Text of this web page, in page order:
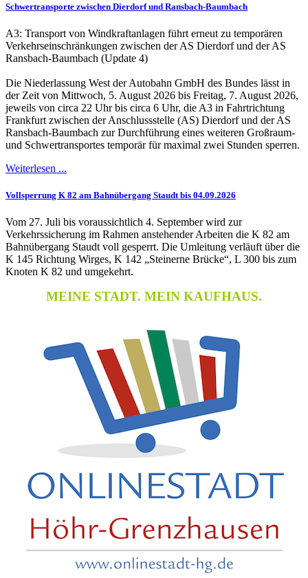
Schwertransporte zwischen Dierdorf und Ransbach-Baumbach
A3: Transport von Windkraftanlagen führt erneut zu temporären
Verkehrseinschränkungen zwischen der AS Dierdorf und der AS
Ransbach-Baumbach (Update 4)
Die Niederlassung West der Autobahn GmbH des Bundes lässt in
der Zeit von Mittwoch, 5. August 2026 bis Freitag, 7. August 2026,
jeweils von circa 22 Uhr bis circa 6 Uhr, die A3 in Fahrtrichtung
Frankfurt zwischen der Anschlussstelle (AS) Dierdorf und der AS
Ransbach-Baumbach zur Durchführung eines weiteren Großraum-
und Schwertransportes temporär für maximal zwei Stunden sperren.
Weiterlesen ...
Vollsperrung K 82 am Bahnübergang Staudt bis 04.09.2026
Vom 27. Juli bis voraussichtlich 4. September wird zur
Verkehrssicherung im Rahmen anstehender Arbeiten die K 82 am
Bahnübergang Staudt voll gesperrt. Die Umleitung verläuft über die
K 145 Richtung Wirges, K 142 „Steinerne Brücke“, L 300 bis zum
Knoten K 82 und umgekehrt.
MEINE STADT. MEIN KAUFHAUS.